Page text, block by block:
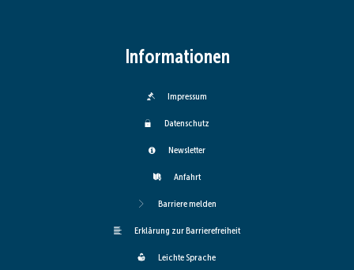
Informationen
Impressum
Datenschutz
Newsletter
Anfahrt
Barriere melden
Erklärung zur Barrierefreiheit
Leichte Sprache